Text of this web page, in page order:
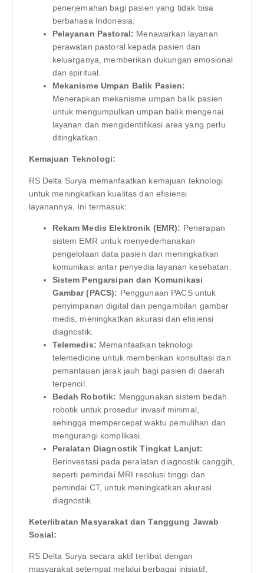
penerjemahan bagi pasien yang tidak bisa
berbahasa Indonesia.
Pelayanan Pastoral: Menawarkan layanan
perawatan pastoral kepada pasien dan
keluarganya, memberikan dukungan emosional
dan spiritual.
Mekanisme Umpan Balik Pasien:
Menerapkan mekanisme umpan balik pasien
untuk mengumpulkan umpan balik mengenai
layanan dan mengidentifikasi area yang perlu
ditingkatkan.
Kemajuan Teknologi:
RS Delta Surya memanfaatkan kemajuan teknologi
untuk meningkatkan kualitas dan efisiensi
layanannya. Ini termasuk:
Rekam Medis Elektronik (EMR): Penerapan
sistem EMR untuk menyederhanakan
pengelolaan data pasien dan meningkatkan
komunikasi antar penyedia layanan kesehatan.
Sistem Pengarsipan dan Komunikasi
Gambar (PACS): Penggunaan PACS untuk
penyimpanan digital dan pengambilan gambar
medis, meningkatkan akurasi dan efisiensi
diagnostik.
Telemedis: Memanfaatkan teknologi
telemedicine untuk memberikan konsultasi dan
pemantauan jarak jauh bagi pasien di daerah
terpencil.
Bedah Robotik: Menggunakan sistem bedah
robotik untuk prosedur invasif minimal,
sehingga mempercepat waktu pemulihan dan
mengurangi komplikasi.
Peralatan Diagnostik Tingkat Lanjut:
Berinvestasi pada peralatan diagnostik canggih,
seperti pemindai MRI resolusi tinggi dan
pemindai CT, untuk meningkatkan akurasi
diagnostik.
Keterlibatan Masyarakat dan Tanggung Jawab
Sosial:
RS Delta Surya secara aktif terlibat dengan
masyarakat setempat melalui berbagai inisiatif,